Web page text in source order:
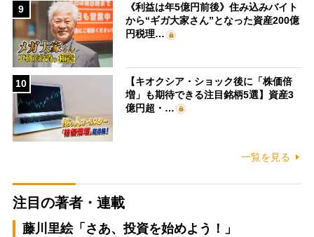
9
《利益は年5億円前後》住み込みバイト
から“ギガ大家さん”となった資産200億
円税理…
10
【キオクシア・ショック後に「株価倍
増」も期待できる注目銘柄5選】資産3
億円超・…
一覧を見る
注目の著者・連載
藤川里絵「さあ、投資を始めよう！」